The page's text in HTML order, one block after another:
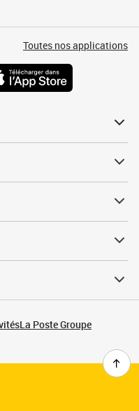
Toutes nos applications
La Poste Groupe